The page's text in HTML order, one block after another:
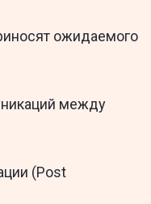
ожидаемого
между
(Post